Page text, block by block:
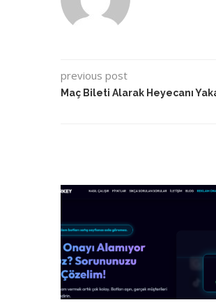
previous post
Maç Bileti Alarak Heyecanı